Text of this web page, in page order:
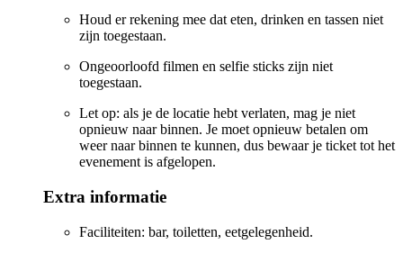
Houd er rekening mee dat eten, drinken en tassen niet
zijn toegestaan.
Ongeoorloofd filmen en selfie sticks zijn niet
toegestaan.
Let op: als je de locatie hebt verlaten, mag je niet
opnieuw naar binnen. Je moet opnieuw betalen om
weer naar binnen te kunnen, dus bewaar je ticket tot het
evenement is afgelopen.
Extra informatie
Faciliteiten: bar, toiletten, eetgelegenheid.